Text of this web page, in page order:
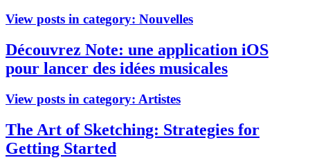
View posts in category: Nouvelles
Découvrez Note: une application iOS
pour lancer des idées musicales
View posts in category: Artistes
The Art of Sketching: Strategies for
Getting Started